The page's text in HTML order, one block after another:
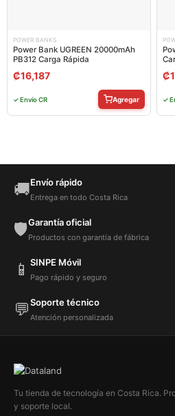
POWER BANKS
Power Bank UGREEN 20000mAh
PB312 Carga Rápida
₡16,187
✓ Envío CR Agregar
₡
✓
🚚Envío rápido
Entrega en todo Costa Rica
🛡️Garantía oficial
Productos con garantía de fábrica
📱 SINPE Móvil
Pago rápido y seguro
💬Soporte técnico
Atención personalizada
Tu tienda de tecnología en Costa Rica.
y soporte local.